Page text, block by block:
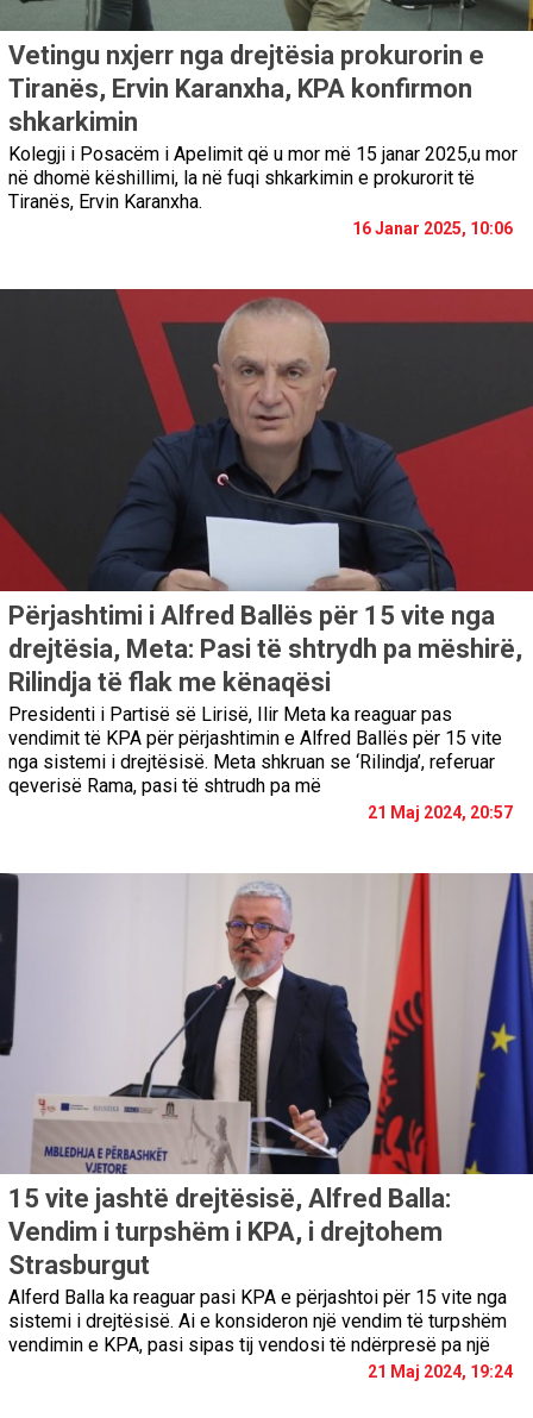
Vetingu nxjerr nga drejtësia prokurorin e
Tiranës, Ervin Karanxha, KPA konfirmon
shkarkimin
Kolegji i Posacëm i Apelimit që u mor më 15 janar 2025,u mor
në dhomë këshillimi, la në fuqi shkarkimin e prokurorit të
Tiranës, Ervin Karanxha.
16 Janar 2025, 10:06
Përjashtimi i Alfred Ballës për 15 vite nga
drejtësia, Meta: Pasi të shtrydh pa mëshirë,
Rilindja të flak me kënaqësi
Presidenti i Partisë së Lirisë, Ilir Meta ka reaguar pas
vendimit të KPA për përjashtimin e Alfred Ballës për 15 vite
nga sistemi i drejtësisë. Meta shkruan se ‘Rilindja’, referuar
qeverisë Rama, pasi të shtrudh pa më
21 Maj 2024, 20:57
15 vite jashtë drejtësisë, Alfred Balla:
Vendim i turpshëm i KPA, i drejtohem
Strasburgut
Alferd Balla ka reaguar pasi KPA e përjashtoi për 15 vite nga
sistemi i drejtësisë. Ai e konsideron një vendim të turpshëm
vendimin e KPA, pasi sipas tij vendosi të ndërpresë pa një
21 Maj 2024, 19:24